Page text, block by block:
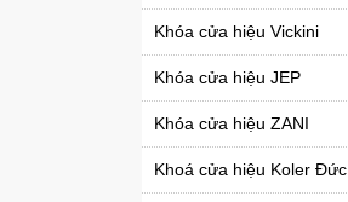
Khóa cửa hiệu Vickini
Khóa cửa hiệu JEP
Khóa cửa hiệu ZANI
Khoá cửa hiệu Koler Đức